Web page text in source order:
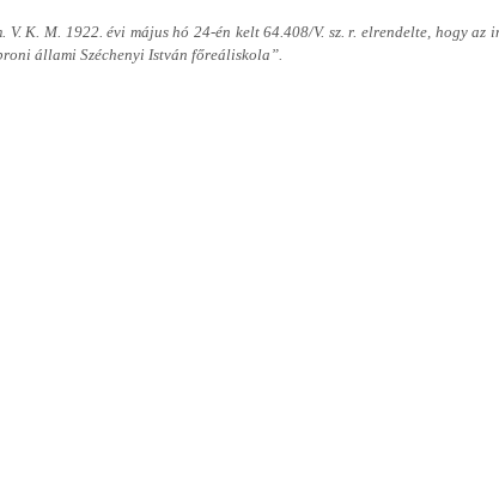
V. K. M. 1922. évi május hó 24-én kelt 64.408/V. sz. r. elrendelte, hogy az
állami Széchenyi István főreáliskola”.